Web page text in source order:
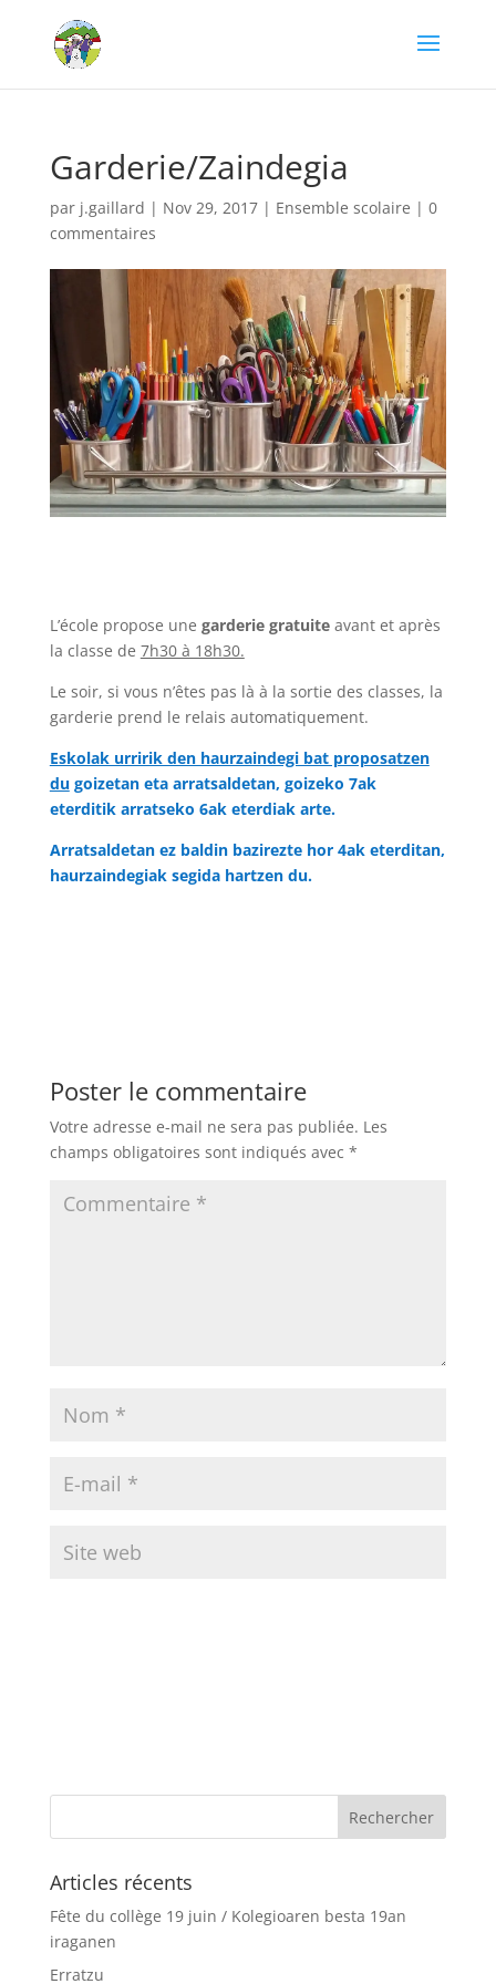
Garderie/Zaindegia
par j.gaillard | Nov 29, 2017| Ensemble scolaire | 0
commentaires
L’école propose une garderie gratuiteavant et après
la classe de 7h30 à 18h30.
Le soir, si vous n’êtes pas là à la sortie des classes, la
garderie prend le relais automatiquement.
Eskolak urririk den haurzaindegi bat proposatzen
dugoizetan eta arratsaldetan, goizeko 7ak
eterditik arratseko 6ak eterdiak arte.
Arratsaldetan ez baldin bazirezte hor 4ak eterditan,
haurzaindegiak segida hartzen du.
Poster le commentaire
Votre adresse e-mail ne sera pas publiée. Les
champs obligatoires sont indiqués avec *
Articles récents
Fête du collège 19 juin / Kolegioaren besta 19an
iraganen
Erratzu